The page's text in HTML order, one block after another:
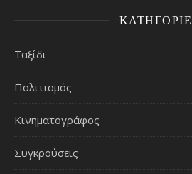
Ταξίδι
Πολιτισμός
Κινηματογράφος
Συγκρούσεις